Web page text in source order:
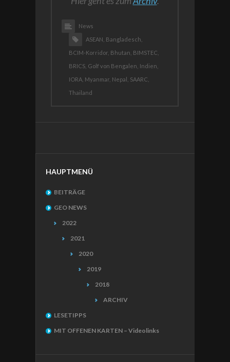
News
ASEAN, Bangladesch,
BCIM-Korridor, Bhutan, BIMSTEC,
BRICS, Golf von Bengalen, Indien,
IORA, Myanmar, Nepal, SAARC,
Thailand
HAUPTMENÜ
BEITRÄGE
GEO NEWS
2022
2021
2020
2019
2018
ARCHIV
LESETIPPS
MIT OFFENEN KARTEN – Videolinks